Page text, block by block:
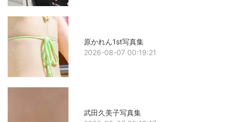
原かれん1st写真集
2026-08-07 00:19:21
武田久美子写真集